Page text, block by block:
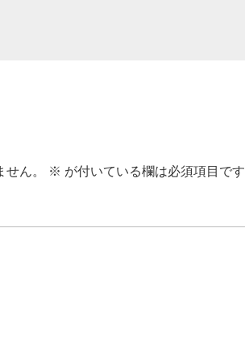
ん。 ※ が付いている欄は必須項目です